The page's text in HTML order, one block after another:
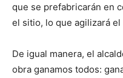
que se prefabricarán en
el sitio, lo que agilizará
De igual manera, el
obra ganamos todos: